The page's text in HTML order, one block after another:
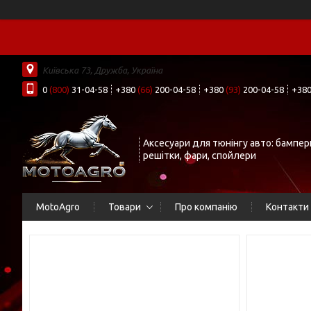
Київська 73, Дружба, Україна
0 (800) 31-04-58 +380 (66) 200-04-58 +380 (93) 200-04-58
Аксесуари для тюнінгу авто:
решітки, фари, спойлери
MotoAgro Товари Про компанію Контакти